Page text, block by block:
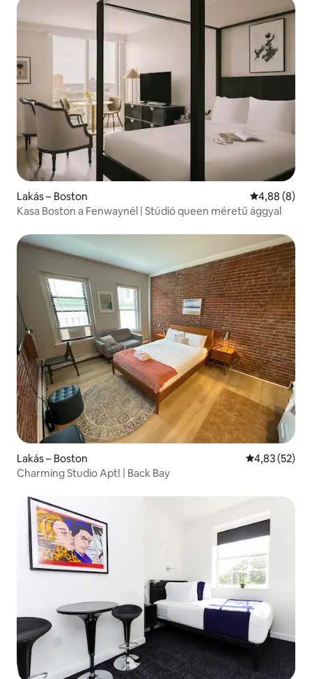
Lakás – Boston Átlagos
4,88 (8)
Kasa Boston a Fenwaynél | Stúdió queen méretű ággyal
Lakás – Boston Átlagos
4,83 (52)
Charming Studio Apt! | Back Bay